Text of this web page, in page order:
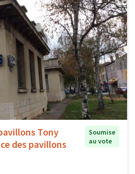
Tony
des pavillons
Soumise
au vote